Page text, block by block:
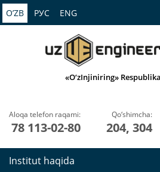
O’ZB РУС ENG
«O‘zInjiniring»
Aloqa telefon raqami:
78 113-02-80
Qo‘shimcha:
204, 304
Institut haqida